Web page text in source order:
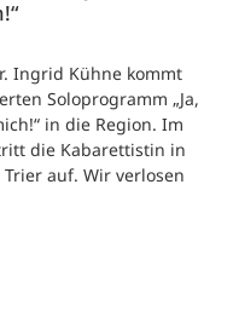
Ingrid Kühne kommt
Soloprogramm „Ja,
in die Region. Im
die Kabarettistin in
auf. Wir verlosen